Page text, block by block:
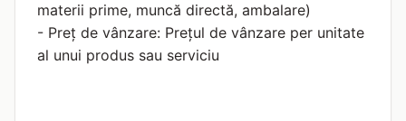
materii prime, muncă directă, ambalare)
- Preț de vânzare: Prețul de vânzare per unitate
al unui produs sau serviciu